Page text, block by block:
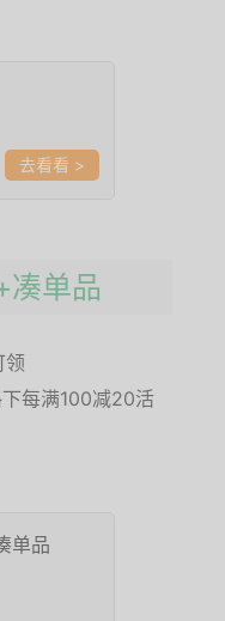
>
凑单品
领
下每满100减20活
单品